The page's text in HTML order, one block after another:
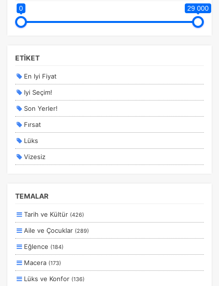
0 29 000
ETİKET
En Iyi Fiyat
Iyi Seçim!
Son Yerler!
Fırsat
Lüks
Vizesiz
Planlanan
Otobüs Ile
Uçak Ile
Ekstralar Dahil
TEMALAR
Tarih ve Kültür (426)
Aile ve Çocuklar (289)
Eğlence (184)
Macera (173)
Lüks ve Konfor (136)